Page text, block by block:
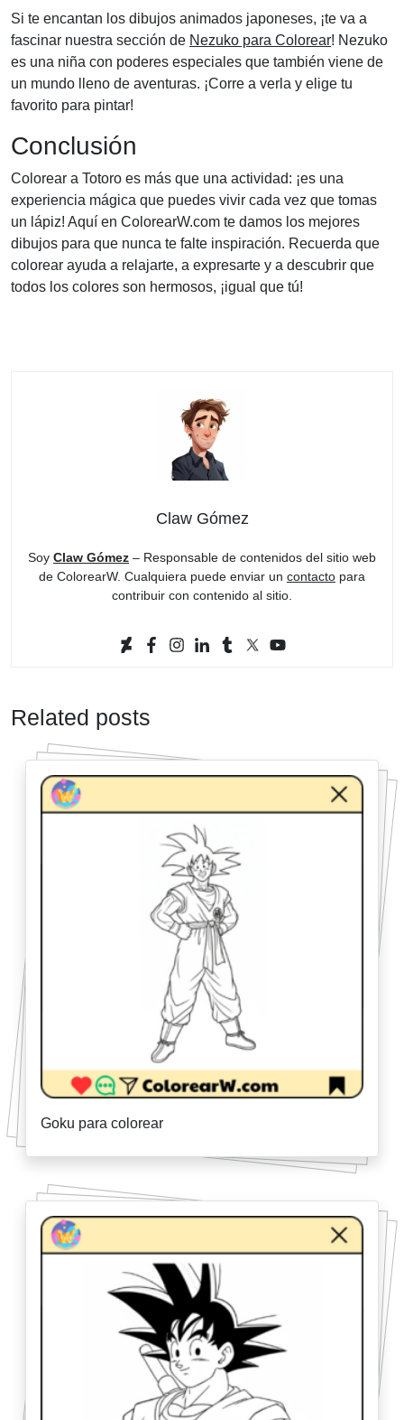
Si te encantan los dibujos animados japoneses, ¡te va a
fascinar nuestra sección de Nezuko para Colorear! Nezuko
es una niña con poderes especiales que también viene de
un mundo lleno de aventuras. ¡Corre a verla y elige tu
favorito para pintar!
Conclusión
Colorear a Totoro es más que una actividad: ¡es una
experiencia mágica que puedes vivir cada vez que tomas
un lápiz! Aquí en ColorearW.com te damos los mejores
dibujos para que nunca te falte inspiración. Recuerda que
colorear ayuda a relajarte, a expresarte y a descubrir que
todos los colores son hermosos, ¡igual que tú!
Claw Gómez
Soy Claw Gómez – Responsable de contenidos del sitio web
de ColorearW. Cualquiera puede enviar un contacto para
contribuir con contenido al sitio.
Related posts
Goku para colorear